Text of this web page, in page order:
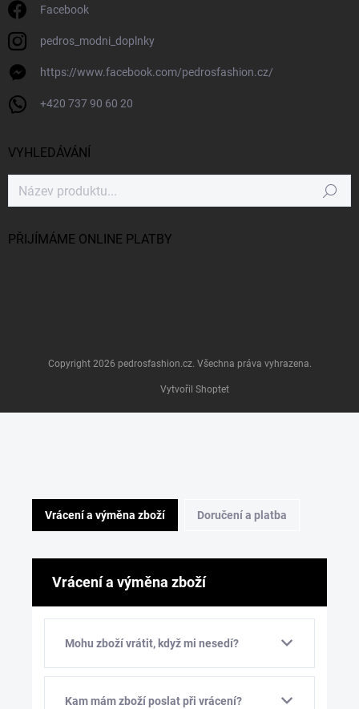
Facebook
pedros_modni_doplnky
https://www.facebook.com/pedrosfashion.cz/
+420 737 90 60 20
VYHLEDÁVÁNÍ
Hledat
PŘIJÍMÁME ONLINE PLATBY
Vytvořil Shoptet
Copyright 2026 pedrosfashion.cz. Všechna práva vyhrazena.
Vrácení a výměna zboží Doručení a platba
Vrácení a výměna zboží
Mohu zboží vrátit, když mi nesedí?
Kam mám zboží poslat při vrácení?